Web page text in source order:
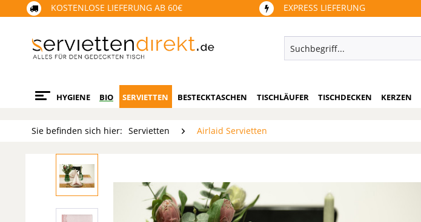
KOSTENLOSE LIEFERUNG AB 60€ EXPRESS LIEFERUNG
HYGIENE BIO SERVIETTEN BESTECKTASCHEN TISCHLÄUFER TISCHDECKEN KERZEN
Sie befinden sich hier: Servietten Airlaid Servietten